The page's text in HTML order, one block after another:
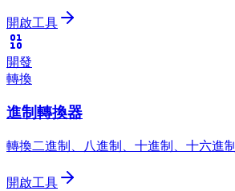
開啟工具
開發
轉換
進制轉換器
轉換二進制、八進制、十進制、十六進制
開啟工具